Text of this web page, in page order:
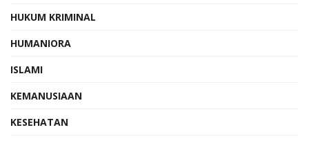
HUKUM KRIMINAL
HUMANIORA
ISLAMI
KEMANUSIAAN
KESEHATAN